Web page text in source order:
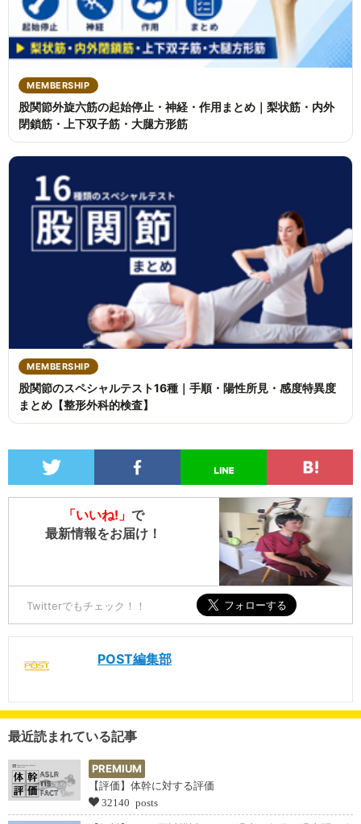
MEMBERSHIP
股関節外旋六筋の起始停止・神経・作用まとめ｜梨状筋・内外
閉鎖筋・上下双子筋・大腿方形筋
MEMBERSHIP
股関節のスペシャルテスト16種｜手順・陽性所見・感度特異度
まとめ【整形外科的検査】
「いいね!」 で
最新情報をお届け！
Twitterでもチェック！！
POST編集部
最近読まれている記事
PREMIUM
【評価】体幹に対する評価
32140 posts